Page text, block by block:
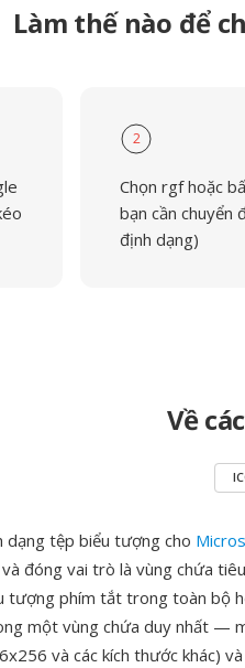
Làm thế nào để
2
Chọn rgf hoặc
bạn cần chuyển
định dạng)
Về
dạng tệp biểu tượng cho
đóng vai trò là vùng chứa
tượng phím tắt trong toàn bộ
một vùng chứa duy nhất —
và các kích thước khác)